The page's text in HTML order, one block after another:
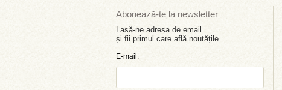
Abonează-te la newsletter
Lasă-ne adresa de email
și fii primul care află noutățile.
E-mail: